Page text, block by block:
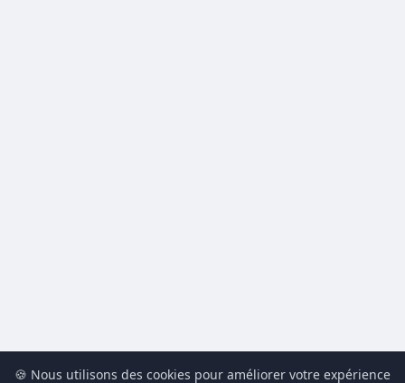
🍪 Nous utilisons des cookies pour améliorer votre expérience